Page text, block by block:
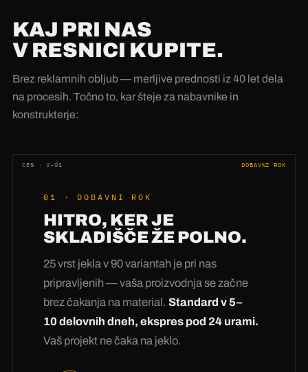
KAJ PRI NAS
V RESNICI KUPITE.
Brez reklamnih obljub — merljive prednosti iz 40 let dela
na procesih. Točno to, kar šteje za nabavnike in
konstrukterje:
CES · V-01 DOBAVNI ROK
01 · DOBAVNI ROK
HITRO, KER JE
SKLADIŠČE ŽE POLNO.
25 vrst jekla v 90 variantah je pri nas
pripravljenih — vaša proizvodnja se začne
brez čakanja na material. Standard v 5–
10 delovnih dneh, ekspres pod 24 urami.
Vaš projekt ne čaka na jeklo.